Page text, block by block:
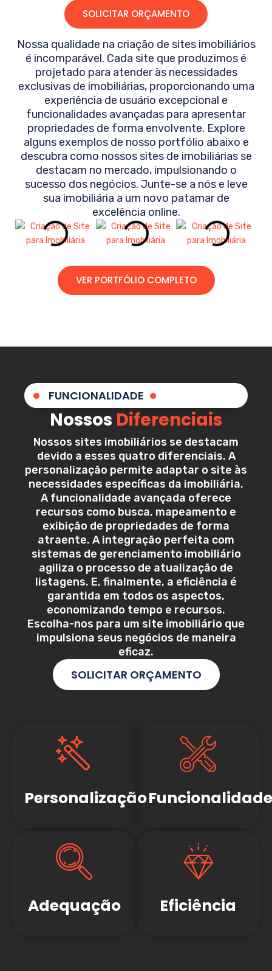
SOLICITAR ORÇAMENTO
Nossa qualidade na criação de sites imobiliários
é incomparável. Cada site que produzimos é
projetado para atender às necessidades
exclusivas de imobiliárias, proporcionando uma
experiência de usuário excepcional e
funcionalidades avançadas para apresentar
propriedades de forma envolvente. Explore
alguns exemplos de nosso portfólio abaixo e
descubra como nossos sites de imobiliárias se
destacam no mercado, impulsionando o
sucesso dos negócios. Junte-se a nós e leve
sua imobiliária a um novo patamar de
excelência online.
VER PORTFÓLIO COMPLETO
FUNCIONALIDADE
Nossos Diferenciais
Nossos sites imobiliários se destacam
devido a esses quatro diferenciais. A
personalização permite adaptar o site às
necessidades específicas da imobiliária.
A funcionalidade avançada oferece
recursos como busca, mapeamento e
exibição de propriedades de forma
atraente. A integração perfeita com
sistemas de gerenciamento imobiliário
agiliza o processo de atualização de
listagens. E, finalmente, a eficiência é
garantida em todos os aspectos,
economizando tempo e recursos.
Escolha-nos para um site imobiliário que
impulsiona seus negócios de maneira
eficaz.
SOLICITAR ORÇAMENTO
PersonalizaçãoFuncionalidade
Adequação Eficiência